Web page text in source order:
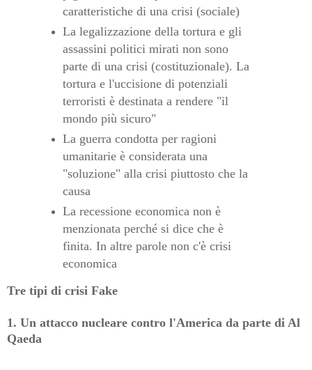
caratteristiche di una crisi (sociale)
La legalizzazione della tortura e gli
assassini politici mirati non sono
parte di una crisi (costituzionale). La
tortura e l'uccisione di potenziali
terroristi è destinata a rendere "il
mondo più sicuro"
La guerra condotta per ragioni
umanitarie è considerata una
"soluzione" alla crisi piuttosto che la
causa
La recessione economica non è
menzionata perché si dice che è
finita. In altre parole non c'è crisi
economica
Tre tipi di crisi Fake
1. Un attacco nucleare contro l'America da parte di Al
Qaeda